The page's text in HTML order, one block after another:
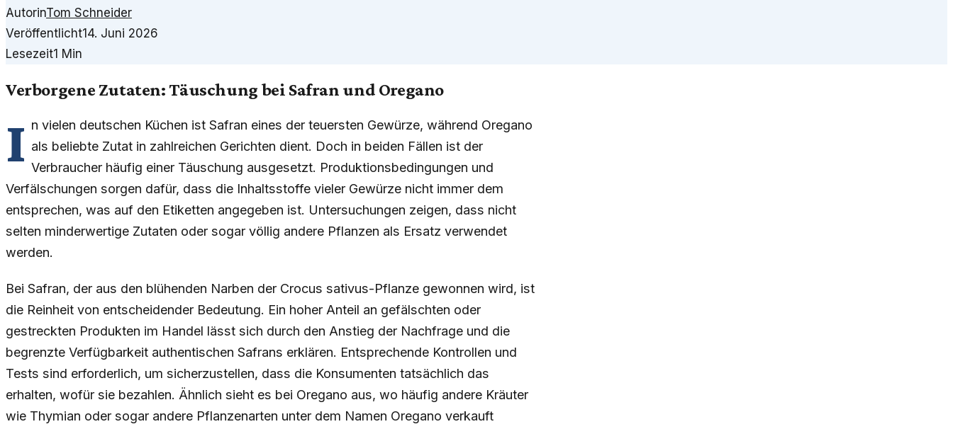
AutorinTom Schneider
Veröffentlicht14. Juni 2026
Lesezeit1 Min
Verborgene Zutaten: Täuschung bei Safran und Oregano
I n vielen deutschen Küchen ist Safran eines der teuersten Gewürze, während Oregano
als beliebte Zutat in zahlreichen Gerichten dient. Doch in beiden Fällen ist der
Verbraucher häufig einer Täuschung ausgesetzt. Produktionsbedingungen und
Verfälschungen sorgen dafür, dass die Inhaltsstoffe vieler Gewürze nicht immer dem
entsprechen, was auf den Etiketten angegeben ist. Untersuchungen zeigen, dass nicht
selten minderwertige Zutaten oder sogar völlig andere Pflanzen als Ersatz verwendet
werden.
Bei Safran, der aus den blühenden Narben der Crocus sativus-Pflanze gewonnen wird, ist
die Reinheit von entscheidender Bedeutung. Ein hoher Anteil an gefälschten oder
gestreckten Produkten im Handel lässt sich durch den Anstieg der Nachfrage und die
begrenzte Verfügbarkeit authentischen Safrans erklären. Entsprechende Kontrollen und
Tests sind erforderlich, um sicherzustellen, dass die Konsumenten tatsächlich das
erhalten, wofür sie bezahlen. Ähnlich sieht es bei Oregano aus, wo häufig andere Kräuter
wie Thymian oder sogar andere Pflanzenarten unter dem Namen Oregano verkauft